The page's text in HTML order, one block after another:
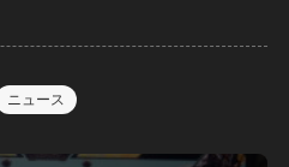
ニュース